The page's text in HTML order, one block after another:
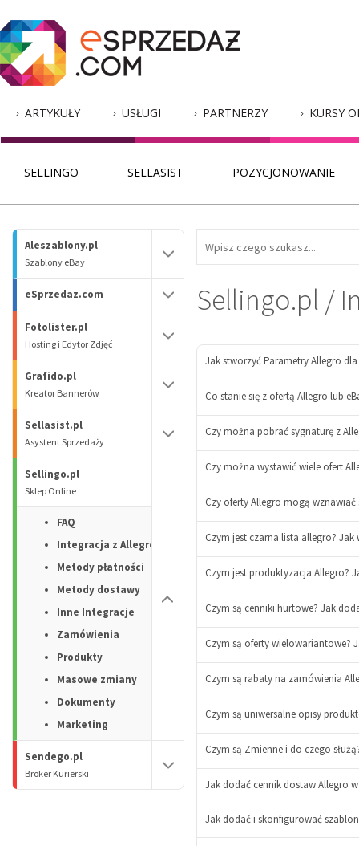
ARTYKUŁY USŁUGI PARTNERZY KURSY
SELLINGO SELLASIST POZYCJONOWANIE
Aleszablony.pl
Szablony eBay
eSprzedaz.com
Fotolister.pl
Hosting i Edytor Zdjęć
Grafido.pl
Kreator Bannerów
Sellasist.pl
Asystent Sprzedaży
Sellingo.pl
Sklep Online
FAQ
Integracja z Allegro
Metody płatności
Metody dostawy
Inne Integracje
Zamówienia
Produkty
Masowe zmiany
Dokumenty
Marketing
Sendego.pl
Broker Kurierski
Sellingo.pl /
Jak stworzyć Parametry Allegro
Co stanie się z ofertą Allegro lub
Czy można pobrać sygnaturę z
Czy można wystawić wiele ofert
Czy oferty Allegro mogą
Czym jest czarna lista allegro?
Czym jest produktyzacja Allegro?
Czym są cenniki hurtowe? Jak
Czym są oferty wielowariantowe?
Czym są rabaty na zamówienia
Czym są uniwersalne opisy
Czym są Zmienne i do czego
Jak dodać cennik dostaw Allegro
Jak dodać i skonfigurować